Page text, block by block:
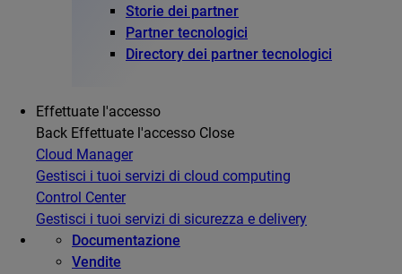
Storie dei partner
Partner tecnologici
Directory dei partner tecnologici
Effettuate l'accesso
Back Effettuate l'accesso Close
Cloud Manager
Gestisci i tuoi servizi di cloud computing
Control Center
Gestisci i tuoi servizi di sicurezza e delivery
Documentazione
Vendite